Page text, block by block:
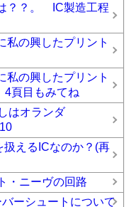
？？。 IC製造工程
の興したプリント
の興したプリント
4頁目もみてね
はオランダ
えるICなのか？(再
ニーヴの回路
ーシュートについて